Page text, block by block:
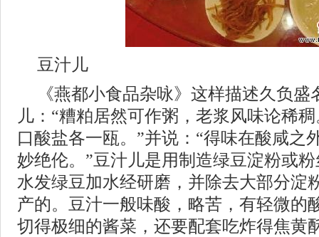
豆汁儿
《燕都小食品杂咏》这样描述久负
儿：“糟粕居然可作粥，老浆风味论稀
口酸盐各一瓯。”并说：“得味在酸咸之
妙绝伦。”豆汁儿是用制造绿豆淀粉或
水发绿豆加水经研磨，并除去大部分淀
产的。豆汁一般味酸，略苦，有轻微的
切得极细的酱菜，还要配套吃炸得焦黄